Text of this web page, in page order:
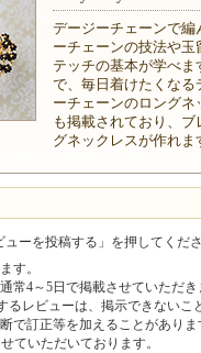
デージーチェーンで編
ーチェーンの技法や玉
テッチの基本が学べ
で、毎日着けたくなる
ーチェーンのロング
も掲載されており、
グネックレスが作れま
ーを投稿する」を押してくださ
す。
常4～5日で掲載させていただき
るレビューは、掲示できないこ
で訂正等を加えることがありま
ていただいております。